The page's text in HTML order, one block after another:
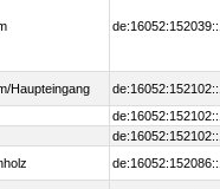
Haupteingang